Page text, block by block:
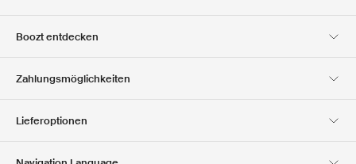
Boozt entdecken
Presse &
Zahlungsmöglichkeiten
Lieferoptionen